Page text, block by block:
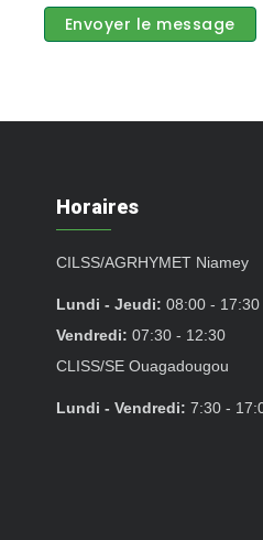
Horaires
CILSS/AGRHYMET Niamey
Lundi - Jeudi: 08:00 - 17:30
Vendredi: 07:30 - 12:30
CLISS/SE Ouagadougou
Lundi - Vendredi: 7:30 -